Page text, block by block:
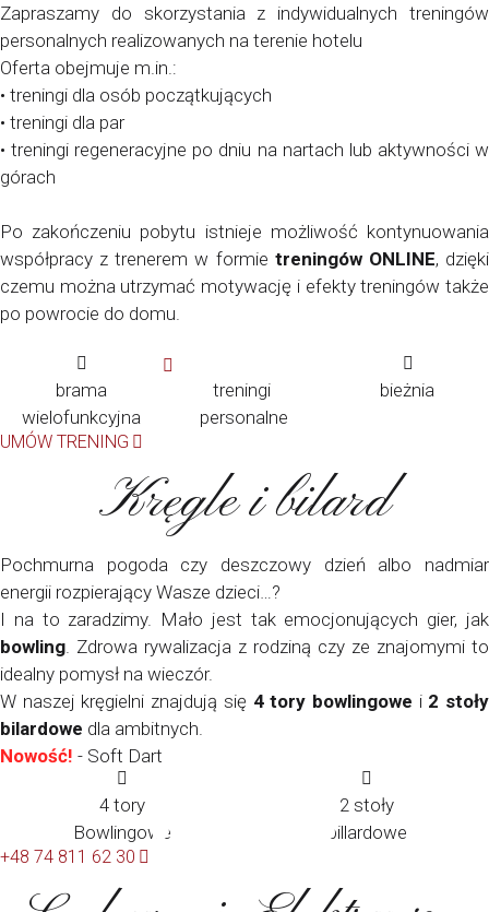
Zapraszamy do skorzystania z indywidualnych treningów
personalnych realizowanych na terenie hotelu
Oferta obejmuje m.in.:
• treningi dla osób początkujących
• treningi dla par
• treningi regeneracyjne po dniu na nartach lub aktywności w
górach
Po zakończeniu pobytu istnieje możliwość kontynuowania
współpracy z trenerem w formie treningów ONLINE, dzięki
czemu można utrzymać motywację i efekty treningów także
po powrocie do domu.
brama
wielofunkcyjna
treningi
personalne
bieżnia
UMÓW TRENING
Kręgle i bilard
Pochmurna pogoda czy deszczowy dzień albo nadmiar
energii rozpierający Wasze dzieci…?
I na to zaradzimy. Mało jest tak emocjonujących gier, jak
bowling. Zdrowa rywalizacja z rodziną czy ze znajomymi to
idealny pomysł na wieczór.
W naszej kręgielni znajdują się 4 tory bowlingowe i 2 stoły
bilardowe dla ambitnych.
Nowość! - Soft Dart
4 tory
Bowlingowe
2 stoły
billardowe
+48 74 811 62 30